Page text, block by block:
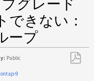
プグレード
できない：
ープ
Public
ontap-9